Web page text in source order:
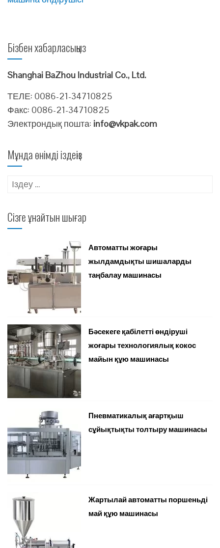
Бізбен хабарласыңыз
Shanghai BaZhou Industrial Co., Ltd.
ТЕЛЕ: 0086-21-34710825
Факс: 0086-21-34710825
Электрондық пошта: info@vkpak.com
Мұнда өнімді іздеңіз
Іздеу:
Сізге ұнайтын шығар
Автоматты жоғары
жылдамдықты шишаларды
таңбалау машинасы
Бәсекеге қабілетті өндіруші
жоғары технологиялық кокос
майын құю машинасы
Пневматикалық ағартқыш
сұйықтықты толтыру машинасы
Жартылай автоматты поршеньді
май құю машинасы